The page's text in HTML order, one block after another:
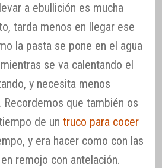
a ebullición es mucha
tarda menos en llegar ese
la pasta se pone en el agua
se va calentando el
y necesita menos
que también os
de un truco para cocer
y era hacer como con las
remojo con antelación.